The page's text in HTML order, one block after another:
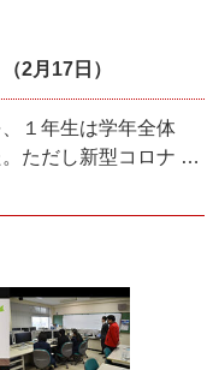
2月17日）
１年生は学年全体
ただし新型コロナ …